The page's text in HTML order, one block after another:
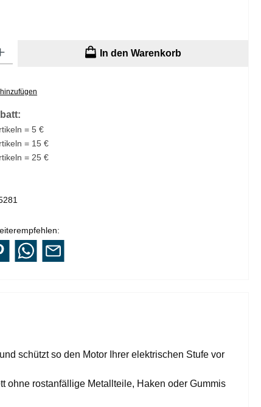
den gewünschten Wert ein oder benutze die Schaltflächen um
In den Warenkorb
= 5 €
= 15 €
= 25 €
schützt so den Motor Ihrer elektrischen Stufe vor
ohne rostanfällige Metallteile, Haken oder Gummis